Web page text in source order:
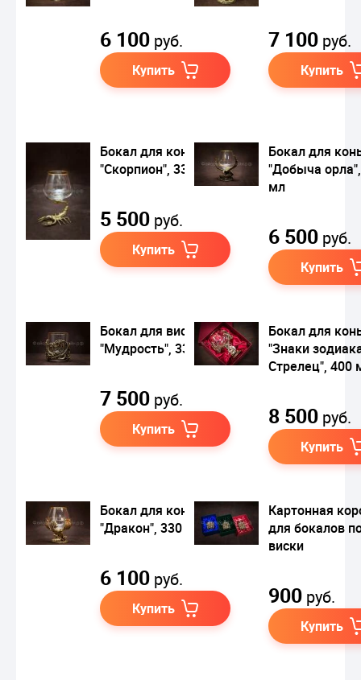
6 100 руб.
Купить
7 100 руб.
Купить
Бокал для коньяка
"Скорпион", 330 мл
5 500 руб.
Купить
Бокал для
"Добыча
мл
6 500 руб.
Купить
Бокал для виски
"Мудрость", 330 мл
7 500 руб.
Купить
Бокал для
"Знаки
Стрелец", 400
8 500 руб.
Купить
Бокал для коньяка
"Дракон", 330 мл
6 100 руб.
Купить
Картонная
для бокалов
виски
900 руб.
Купить